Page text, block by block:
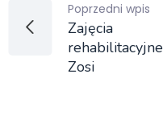
Poprzedni wpis
Zajęcia
rehabilitacyjne
Zosi